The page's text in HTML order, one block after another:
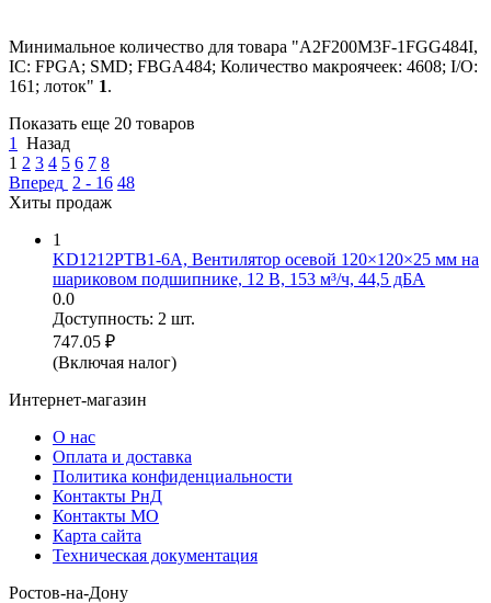
Минимальное количество для товара "A2F200M3F-1FGG484I,
IC: FPGA; SMD; FBGA484; Количество макроячеек: 4608; I/O:
161; лоток" 1.
Показать еще 20 товаров
1
Назад
1 2 3 4 5 6 7 8
Вперед 2 - 16 48
Хиты продаж
1
KD1212PTB1-6A, Вентилятор осевой 120×120×25 мм на
шариковом подшипнике, 12 В, 153 м³/ч, 44,5 дБА
0.0
Доступность: 2 шт.
747.05 ₽
(Включая налог)
Интернет-магазин
О нас
Оплата и доставка
Политика конфиденциальности
Контакты РнД
Контакты МО
Карта сайта
Техническая документация
Ростов-на-Дону